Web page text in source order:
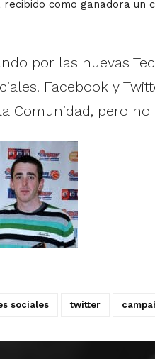
recibido como ganadora un
por las nuevas
Facebook y
Comunidad, pero
sociales twitter